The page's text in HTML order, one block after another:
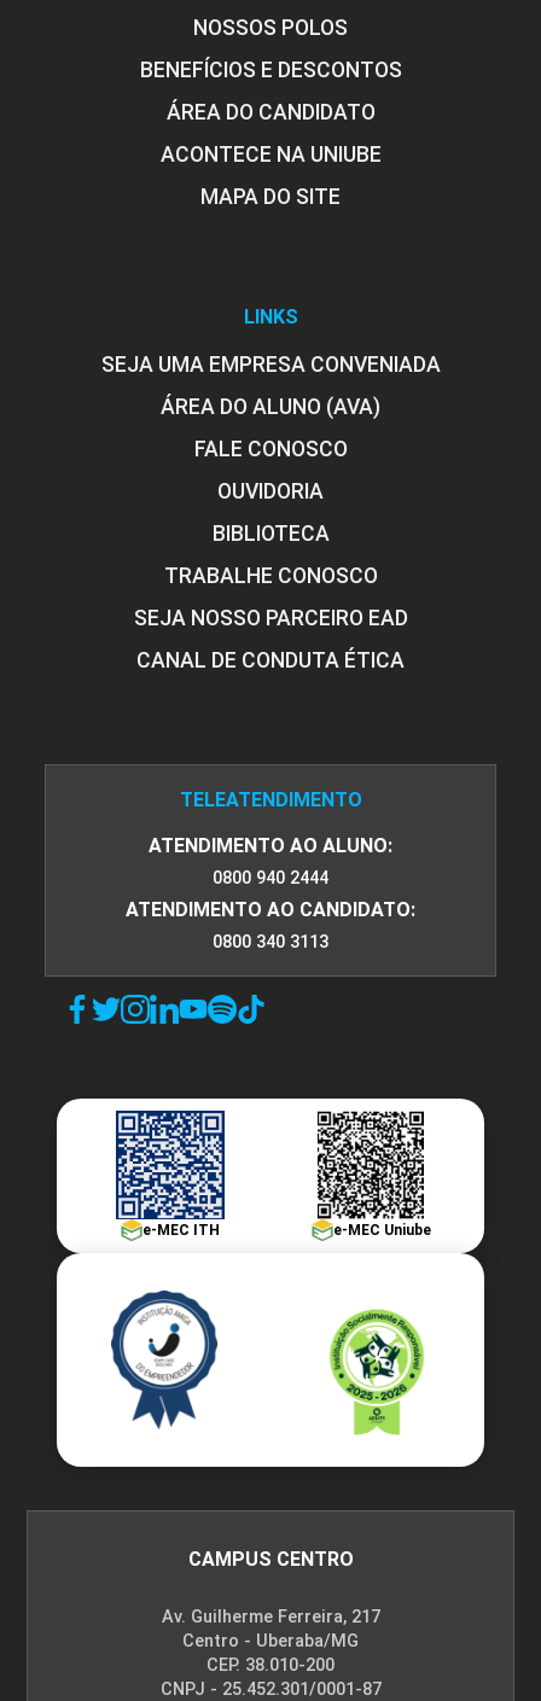
NOSSOS POLOS
BENEFÍCIOS E DESCONTOS
ÁREA DO CANDIDATO
ACONTECE NA UNIUBE
MAPA DO SITE
LINKS
SEJA UMA EMPRESA CONVENIADA
ÁREA DO ALUNO (AVA)
FALE CONOSCO
OUVIDORIA
BIBLIOTECA
TRABALHE CONOSCO
SEJA NOSSO PARCEIRO EAD
CANAL DE CONDUTA ÉTICA
TELEATENDIMENTO
ATENDIMENTO AO ALUNO:
0800 940 2444
ATENDIMENTO AO CANDIDATO:
0800 340 3113
e-MEC ITH e-MEC Uniube
CAMPUS CENTRO
Av. Guilherme Ferreira, 217
Centro - Uberaba/MG
CEP. 38.010-200
CNPJ - 25.452.301/0001-87